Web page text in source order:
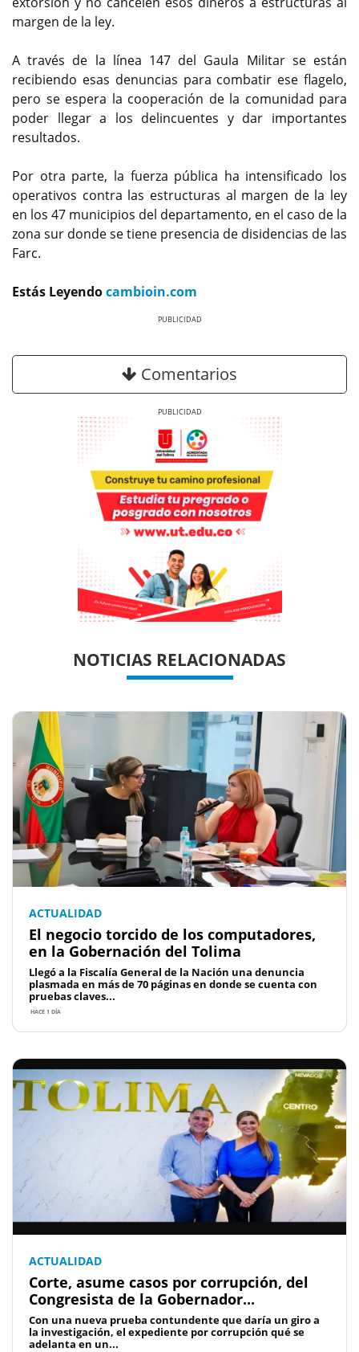
margen de la ley.
A través de la línea 147 del Gaula Militar se están
recibiendo esas denuncias para combatir ese flagelo,
pero se espera la cooperación de la comunidad para
poder llegar a los delincuentes y dar importantes
resultados.
Por otra parte, la fuerza pública ha intensificado los
operativos contra las estructuras al margen de la ley
en los 47 municipios del departamento, en el caso de la
zona sur donde se tiene presencia de disidencias de las
Farc.
Estás Leyendocambioin.com
Comentarios
NOTICIAS RELACIONADAS
ACTUALIDAD
El negocio torcido de los computadores,
en la Gobernación del Tolima
Llegó a la Fiscalía General de la Nación una denuncia
plasmada en más de 70 páginas en donde se cuenta con
pruebas claves...
HACE 1 DÍA
ACTUALIDAD
Corte, asume casos por corrupción, del
Congresista de la Gobernador...
Con una nueva prueba contundente que daría un giro a
la investigación, el expediente por corrupción qué se
adelanta en un...